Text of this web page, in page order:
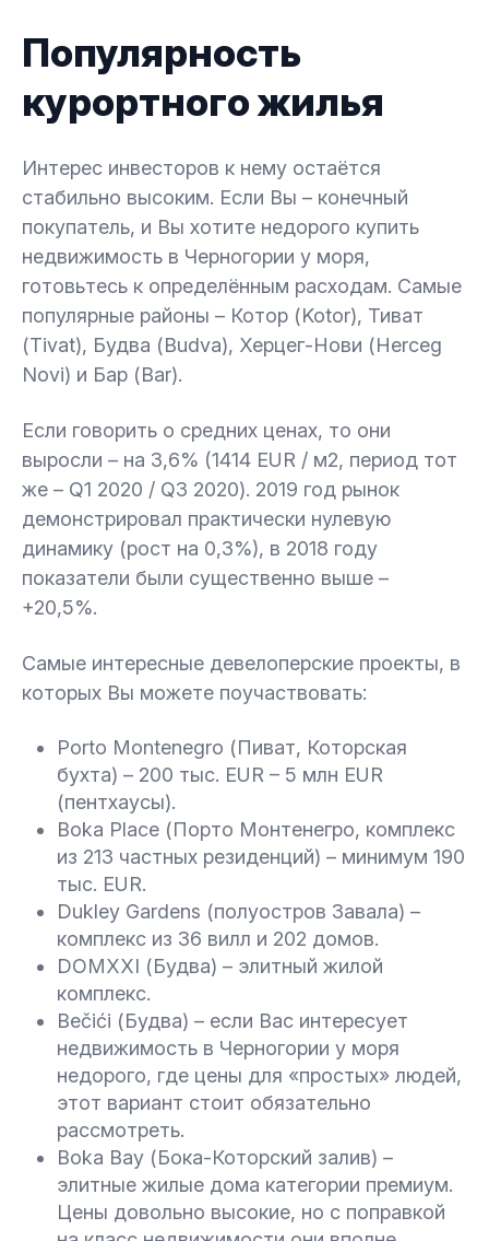
Популярность
курортного жилья
Интерес инвесторов к нему остаётся
стабильно высоким. Если Вы – конечный
покупатель, и Вы хотите недорого купить
недвижимость в Черногории у моря,
готовьтесь к определённым расходам. Самые
популярные районы – Котор (Kotor), Тиват
(Tivat), Будва (Budva), Херцег-Нови (Herceg
Novi) и Бар (Bar).
Если говорить о средних ценах, то они
выросли – на 3,6% (1414 EUR / м2, период тот
же – Q1 2020 / Q3 2020). 2019 год рынок
демонстрировал практически нулевую
динамику (рост на 0,3%), в 2018 году
показатели были существенно выше –
+20,5%.
Самые интересные девелоперские проекты, в
которых Вы можете поучаствовать:
Porto Montenegro (Пиват, Которская
бухта) – 200 тыс. EUR – 5 млн EUR
(пентхаусы).
Boka Place (Порто Монтенегро, комплекс
из 213 частных резиденций) – минимум 190
тыс. EUR.
Dukley Gardens (полуостров Завала) –
комплекс из 36 вилл и 202 домов.
DOMXXI (Будва) – элитный жилой
комплекс.
Bečići (Будва) – если Вас интересует
недвижимость в Черногории у моря
недорого, где цены для «простых» людей,
этот вариант стоит обязательно
рассмотреть.
Boka Bay (Бока-Которский залив) –
элитные жилые дома категории премиум.
Цены довольно высокие, но с поправкой